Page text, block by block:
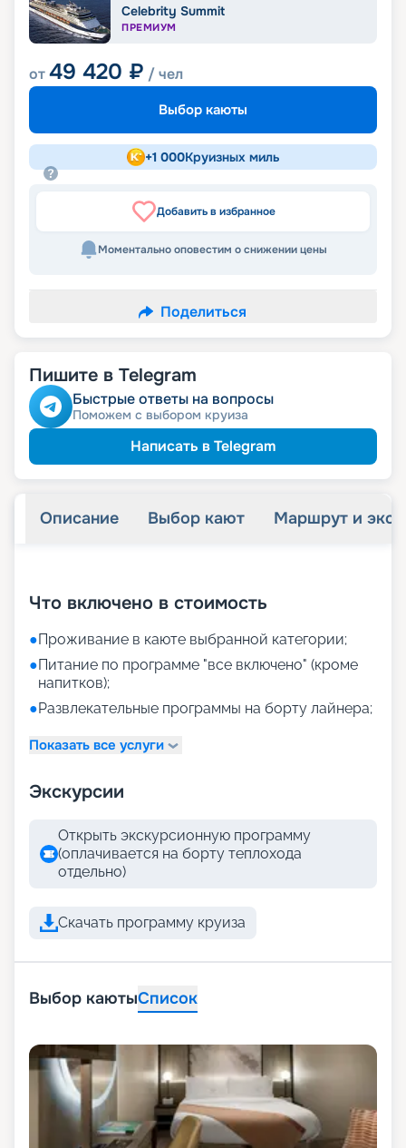
Celebrity Summit
ПРЕМИУМ
от49 420 ₽ / чел
Выбор каюты
+1 000Круизных миль
Добавить в избранное
Моментально оповестим о снижении цены
Поделиться
Пишите в Telegram
Быстрые ответы на вопросы
Поможем с выбором круиза
Написать в Telegram
Описание Выбор кают Маршрут и
Что включено в стоимость
●Проживание в каюте выбранной категории;
●Питание по программе "все включено" (кроме
напитков);
●Развлекательные программы на борту лайнера;
Показать все услуги
Экскурсии
Открыть экскурсионную программу
(оплачивается на борту теплохода
отдельно)
Скачать программу круиза
Выбор каютыСписок